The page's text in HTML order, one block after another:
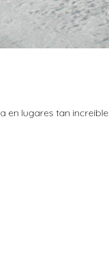
en lugares tan